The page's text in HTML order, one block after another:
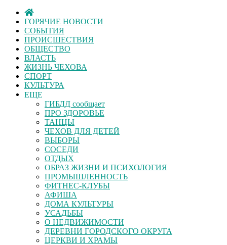
ГОРЯЧИЕ НОВОСТИ
СОБЫТИЯ
ПРОИСШЕСТВИЯ
ОБЩЕСТВО
ВЛАСТЬ
ЖИЗНЬ ЧЕХОВА
СПОРТ
КУЛЬТУРА
ЕЩЕ
ГИБДД сообщает
ПРО ЗДОРОВЬЕ
ТАНЦЫ
ЧЕХОВ ДЛЯ ДЕТЕЙ
ВЫБОРЫ
СОСЕДИ
ОТДЫХ
ОБРАЗ ЖИЗНИ И ПСИХОЛОГИЯ
ПРОМЫШЛЕННОСТЬ
ФИТНЕС-КЛУБЫ
АФИША
ДОМА КУЛЬТУРЫ
УСАДЬБЫ
О НЕДВИЖИМОСТИ
ДЕРЕВНИ ГОРОДСКОГО ОКРУГА
ЦЕРКВИ И ХРАМЫ